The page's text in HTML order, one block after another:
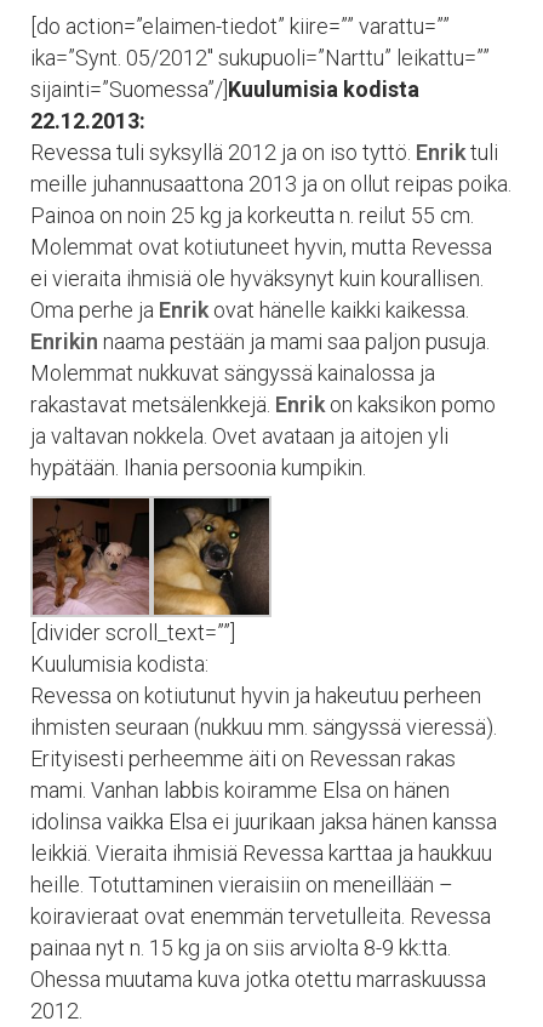
[do action=”elaimen-tiedot” kiire=”” varattu=””
ika=”Synt. 05/2012″ sukupuoli=”Narttu” leikattu=””
sijainti=”Suomessa”/] Kuulumisia kodista
22.12.2013:
Revessa tuli syksyllä 2012 ja on iso tyttö. Enriktuli
meille juhannusaattona 2013 ja on ollut reipas poika.
Painoa on noin 25 kg ja korkeutta n. reilut 55 cm.
Molemmat ovat kotiutuneet hyvin, mutta Revessa
ei vieraita ihmisiä ole hyväksynyt kuin kourallisen.
Oma perhe ja Enrik ovat hänelle kaikki kaikessa.
Enrikin naama pestään ja mami saa paljon pusuja.
Molemmat nukkuvat sängyssä kainalossa ja
rakastavat metsälenkkejä. Enrik on kaksikon pomo
ja valtavan nokkela. Ovet avataan ja aitojen yli
hypätään. Ihania persoonia kumpikin.
[divider scroll_text=””]
Kuulumisia kodista:
Revessa on kotiutunut hyvin ja hakeutuu perheen
ihmisten seuraan (nukkuu mm. sängyssä vieressä).
Erityisesti perheemme äiti on Revessan rakas
mami. Vanhan labbis koiramme Elsa on hänen
idolinsa vaikka Elsa ei juurikaan jaksa hänen kanssa
leikkiä. Vieraita ihmisiä Revessa karttaa ja haukkuu
heille. Totuttaminen vieraisiin on meneillään –
koiravieraat ovat enemmän tervetulleita. Revessa
painaa nyt n. 15 kg ja on siis arviolta 8-9 kk:tta.
Ohessa muutama kuva jotka otettu marraskuussa
2012.